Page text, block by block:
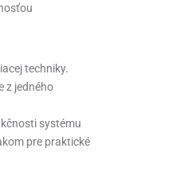
techniky.
z jedného
systému
pre praktické